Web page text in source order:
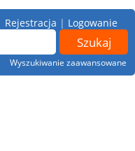
Wyszukiwanie zaawansowane
Rejestracja | Logowanie